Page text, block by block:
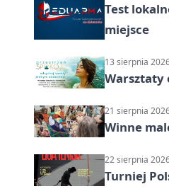
Test
miejsce
13 sierpnia
Warsztaty
21 sierpnia
Winne
22 sierpnia
Turniej